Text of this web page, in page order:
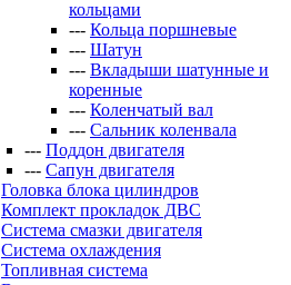
кольцами
--- Кольца поршневые
--- Шатун
--- Вкладыши шатунные и
коренные
--- Коленчатый вал
--- Сальник коленвала
--- Поддон двигателя
--- Сапун двигателя
Головка блока цилиндров
Комплект прокладок ДВС
Система смазки двигателя
Система охлаждения
Топливная система